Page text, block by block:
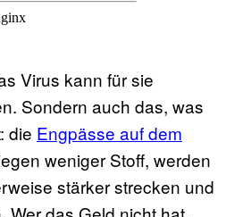
Virus kann für sie
Sondern auch das, was
die Engpässe auf dem
weniger Stoff, werden
stärker strecken und